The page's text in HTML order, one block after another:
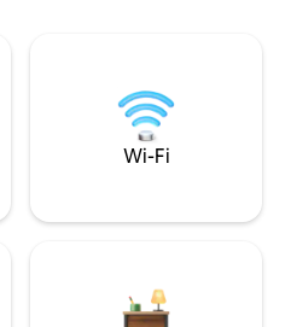
Wi-Fi